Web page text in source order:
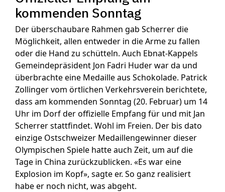
kommenden Sonntag
Der überschaubare Rahmen gab Scherrer die
Möglichkeit, allen entweder in die Arme zu fallen
oder die Hand zu schütteln. Auch Ebnat-Kappels
Gemeindepräsident Jon Fadri Huder war da und
überbrachte eine Medaille aus Schokolade. Patrick
Zollinger vom örtlichen Verkehrsverein berichtete,
dass am kommenden Sonntag (20. Februar) um 14
Uhr im Dorf der offizielle Empfang für und mit Jan
Scherrer stattfindet. Wohl im Freien. Der bis dato
einzige Ostschweizer Medaillengewinner dieser
Olympischen Spiele hatte auch Zeit, um auf die
Tage in China zurückzublicken. «Es war eine
Explosion im Kopf», sagte er. So ganz realisiert
habe er noch nicht, was abgeht.